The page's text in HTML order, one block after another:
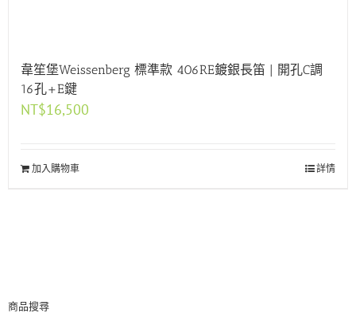
韋笙堡Weissenberg 標準款 406RE鍍銀長笛 | 開孔C調
16孔+E鍵
NT$16,500
加入購物車 詳情
商品搜尋